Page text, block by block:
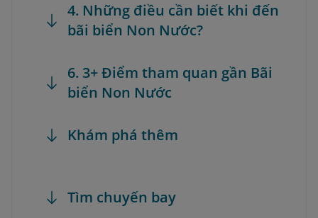
4. Những điều cần biết khi đến
bãi biển Non Nước?
6. 3+ Điểm tham quan gần Bãi
biển Non Nước
Khám phá thêm
Tìm chuyến bay